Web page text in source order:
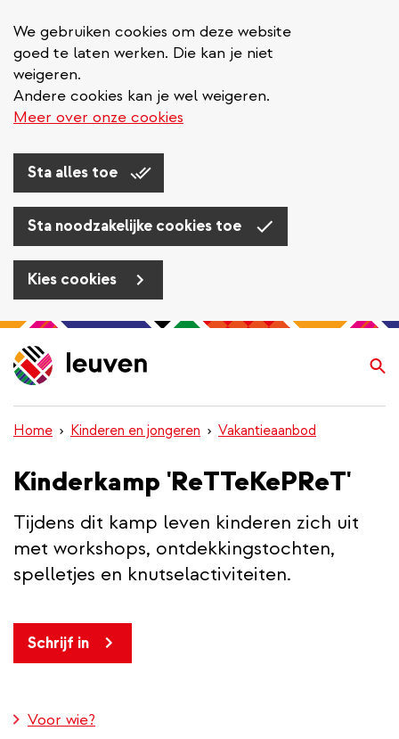
We gebruiken cookies om deze website
goed te laten werken. Die kan je niet
weigeren.
Andere cookies kan je wel weigeren.
Meer over onze cookies
Sta alles toe
Sta noodzakelijke cookies toe
Kies cookies
Overslaan
en
naar
inhoud
gaan
Home Kinderen en jongeren Vakantieaanbod
Kinderkamp 'ReTTeKePReT'
Tijdens dit kamp leven kinderen zich uit
met workshops, ontdekkingstochten,
spelletjes en knutselactiviteiten.
Schrijf in
Voor wie?